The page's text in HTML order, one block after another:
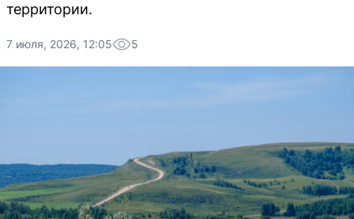
территории.
7 июля, 2026, 12:05 5